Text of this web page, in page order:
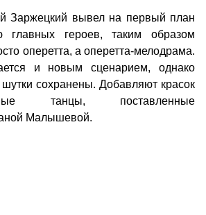
Заржецкий вывел на первый план
главных героев, таким образом
оперетта, а оперетта-мелодрама.
и новым сценарием, однако
сохранены. Добавляют красок
танцы, поставленные
Малышевой.